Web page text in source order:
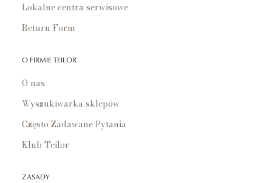
Lokalne centra serwisowe
Return Form
O FIRMIE TEILOR
O nas
Wyszukiwarka sklepów
Często Zadawane Pytania
Klub Teilor
ZASADY